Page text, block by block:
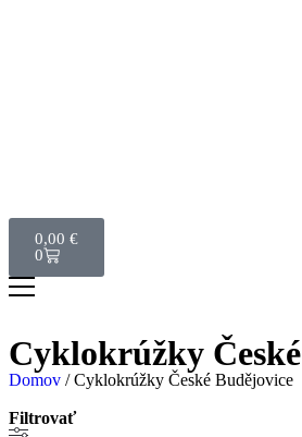
0,00 €
0
Cyklokrúžky
Domov / Cyklokrúžky České Budějovice
Filtrovať